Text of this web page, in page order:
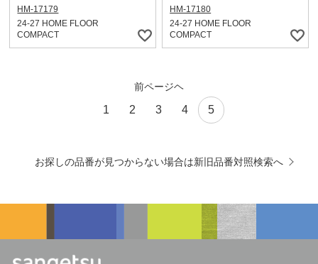
HM-17179
24-27 HOME FLOOR
COMPACT
HM-17180
24-27 HOME FLOOR
COMPACT
前ページヘ
1 2 3 4 5
お探しの品番が見つからない場合は新旧品番対照検索へ